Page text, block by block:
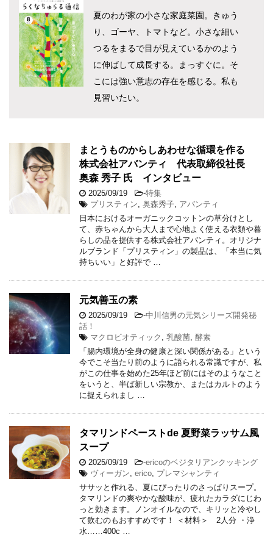
夏のわが家の小さな家庭菜園。きゅう
り、ゴーヤ、トマトなど。小さな細い
つるをまるで目が見えているかのよう
に伸ばして成長する。まっすぐに。そ
こには強い意志の存在を感じる。私も
見習いたい。
まとうものからしあわせな循環を作る
株式会社アバンティ 代表取締役社長
奥森 秀子 氏 インタビュー
2025/09/19 -特集
プリスティン, 奥森秀子, アバンティ
日本におけるオーガニックコットンの草分けとし
て、赤ちゃんから大人まで心地よく使える衣類や暮
らしの品を提供する株式会社アバンティ。オリジナ
ルブランド「プリスティン」の製品は、「本当に気
持ちいい」と好評で …
元気善玉の素
2025/09/19 -中川信男の元気シリーズ開発秘
話！
マクロビオティック , 乳酸菌, 酵素
「腸内環境が全身の健康と深い関係がある」という
今でこそ当たり前のように語られる常識ですが、私
がこの仕事を始めた25年ほど前にはそのようなこと
をいうと、半ば新しい宗教か、またはカルトのよう
に捉えられまし …
タマリンドペーストde 夏野菜ラッサム風
スープ
2025/09/19 -ericoのベジタリアンクッキング
ヴィーガン, erico, プレマシャンティ
ササッと作れる、夏にぴったりのさっぱりスープ。
タマリンドの爽やかな酸味が、疲れたカラダにじわ
っと効きます。ノンオイルなので、キリッと冷やし
て飲むのもおすすめです！ ＜材料＞ 2人分 ・浄
水……400c …